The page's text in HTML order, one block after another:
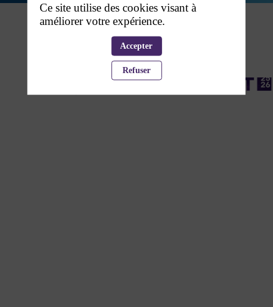
Ce site utilise des cookies visant à
améliorer votre expérience.
Accepter
Refuser